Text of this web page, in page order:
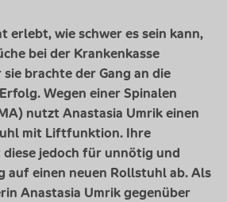
erlebt, wie schwer es sein kann,
bei der Krankenkasse
brachte der Gang an die
Wegen einer Spinalen
nutzt Anastasia Umrik einen
mit Liftfunktion. Ihre
jedoch für unnötig und
auf einen neuen Rollstuhl ab. Als
Anastasia Umrik gegenüber